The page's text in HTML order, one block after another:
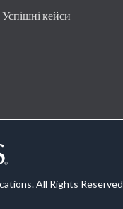
Успішні кейси
All Rights Reserved